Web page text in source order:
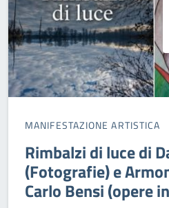
MANIFESTAZIONE ARTISTICA
Rimbalzi di luce di
(Fotografie) e
Carlo Bensi (opere